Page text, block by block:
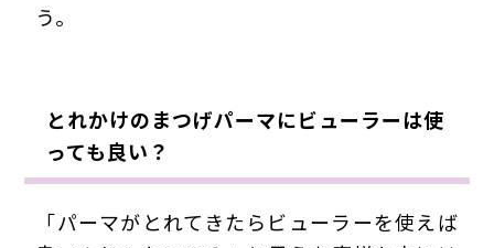
う。
とれかけのまつげパーマにビューラーは使
っても良い？
「パーマがとれてきたらビューラーを使えば